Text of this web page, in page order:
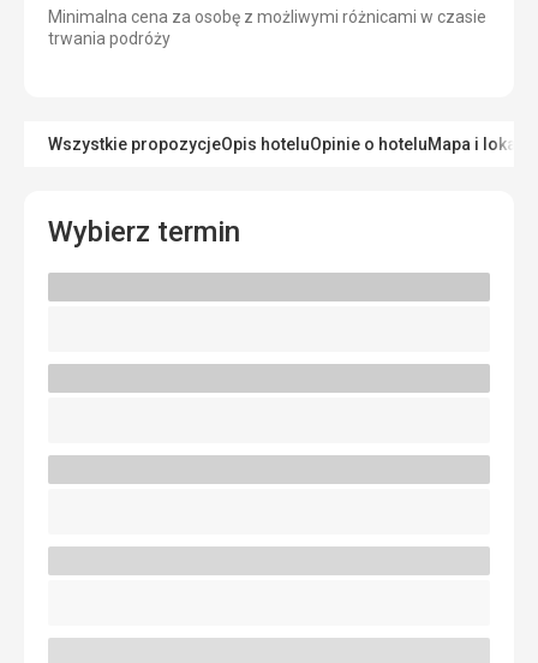
Minimalna cena za osobę z możliwymi różnicami w czasie
trwania podróży
Wszystkie propozycjeOpis hoteluOpinie o hoteluMapa i
Wybierz termin